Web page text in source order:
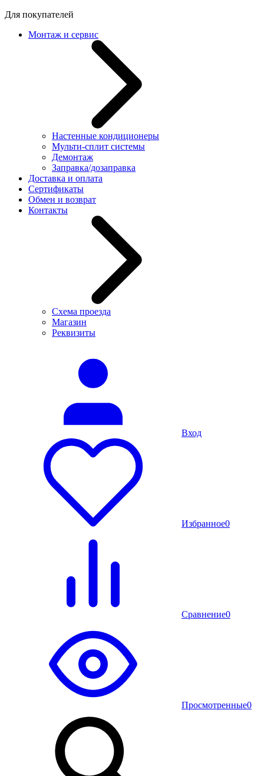
Для покупателей
Монтаж и сервис
Настенные кондиционеры
Мульти-сплит системы
Демонтаж
Заправка/дозаправка
Доставка и оплата
Сертификаты
Обмен и возврат
Контакты
Схема проезда
Магазин
Реквизиты
Вход
Избранное0
Сравнение0
Просмотренные0